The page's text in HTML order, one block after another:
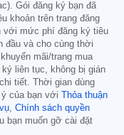
Gói đăng ký bạn đã
khoản trên trang đăng
với mức phí đăng ký tiêu
đầu và cho cùng thời
mãi/trang mua
liên tục, không bị gián
tiết. Thời gian dùng
của bạn với
Thỏa thuận
, Chính sách quyền
bạn muốn gỡ cài đặt